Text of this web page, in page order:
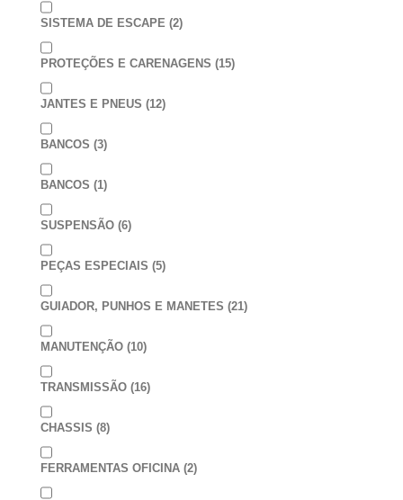
SISTEMA DE ESCAPE (2)
PROTEÇÕES E CARENAGENS (15)
JANTES E PNEUS (12)
BANCOS (3)
BANCOS (1)
SUSPENSÃO (6)
PEÇAS ESPECIAIS (5)
GUIADOR, PUNHOS E MANETES (21)
MANUTENÇÃO (10)
TRANSMISSÃO (16)
CHASSIS (8)
FERRAMENTAS OFICINA (2)